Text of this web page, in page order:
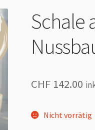
Schale
CHF 142.00
Nicht vorrätig